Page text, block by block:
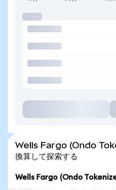
Wells Fargo (Ondo
換算して探索する
Wells Fargo (Ondo